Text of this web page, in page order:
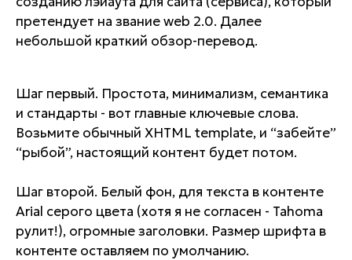
претендует на звание web 2.0. Далее
небольшой краткий обзор-перевод.
Шаг первый. Простота, минимализм, семантика
и стандарты - вот главные ключевые слова.
Возьмите обычный XHTML template, и “забейте”
“рыбой”, настоящий контент будет потом.
Шаг второй. Белый фон, для текста в контенте
Arial серого цвета (хотя я не согласен - Tahoma
рулит!), огромные заголовки. Размер шрифта в
контенте оставляем по умолчанию.